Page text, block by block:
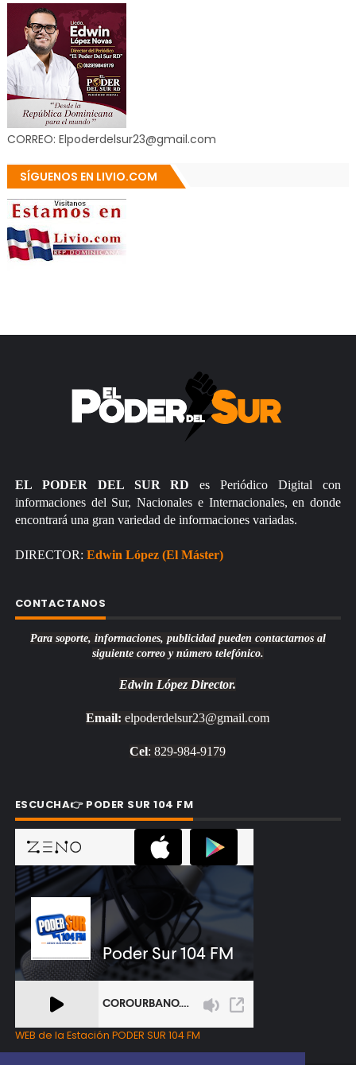
CORREO: Elpoderdelsur23@gmail.com
SÍGUENOS EN LIVIO.COM
EL PODER DEL SUR RD es Periódico Digital con
informaciones del Sur, Nacionales e Internacionales, en donde
encontrará una gran variedad de informaciones variadas.
DIRECTOR: Edwin López (El Máster)
CONTACTANOS
Para soporte, informaciones, publicidad pueden contactarnos al
siguiente correo y número telefónico.
Edwin López Director.
Email: elpoderdelsur23@gmail.com
Cel: 829-984-9179
ESCUCHA👉 PODER SUR 104 FM
WEB de la Estación PODER SUR 104 FM